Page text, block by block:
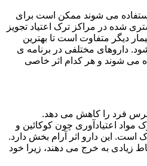
استفاده می شوند ممکن است برای
شده در مراکز ترک اعتیاد تجویز
دیگر متفاوت است تا بهترین
داروهای مختلفی در برنامه ی
می شوند و هر کدام اثر خاصی
فرد را کاهش می دهد.
اعتیادآوری چون کوکائین و
است. این دارو اثر آرام بخش دارد.
زیادی به خرج می دهند، زیرا خود